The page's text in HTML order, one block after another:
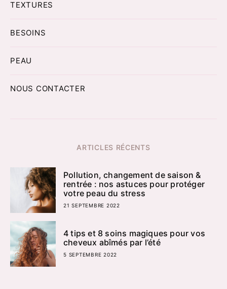
TEXTURES
BESOINS
PEAU
NOUS CONTACTER
ARTICLES RÉCENTS
Pollution, changement de saison &
rentrée : nos astuces pour protéger
votre peau du stress
21 SEPTEMBRE 2022
4 tips et 8 soins magiques pour vos
cheveux abîmés par l’été
5 SEPTEMBRE 2022